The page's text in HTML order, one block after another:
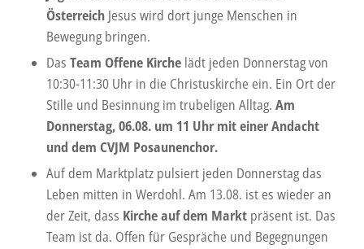
ÖsterreichJesus wird dort junge Menschen in
Bewegung bringen.
Das Team Offene Kirchelädt jeden Donnerstag von
10:30-11:30 Uhr in die Christuskirche ein. Ein Ort der
Stille und Besinnung im trubeligen Alltag. Am
Donnerstag, 06.08. um 11 Uhr mit einer Andacht
und dem CVJM Posaunenchor.
Auf dem Marktplatz pulsiert jeden Donnerstag das
Leben mitten in Werdohl. Am 13.08. ist es wieder an
der Zeit, dass Kirche auf dem Marktpräsent ist. Das
Team ist da. Offen für Gespräche und Begegnungen